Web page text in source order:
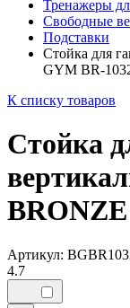
Тренажеры
Свободные
Подставки
Стойка для
GYM BR-
К списку товаров
Стойка
Артикул:
4.7